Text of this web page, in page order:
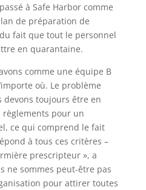
à Safe Harbor comme
de préparation de
fait que tout le personnel
en quarantaine.
comme une équipe B
où. Le problème
devons toujours être en
règlements pour un
ce qui comprend le fait
à tous ces critères –
prescripteur », a
ne sommes peut-être pas
pour attirer toutes